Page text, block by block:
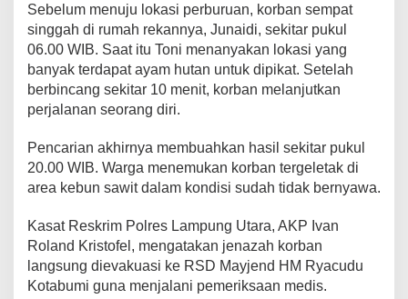
w
a
s
d
i
K
b
n
S
w
i
t
Sebelum menuju lokasi perburuan, korban sempat
singgah di rumah rekannya, Junaidi, sekitar pukul
06.00 WIB. Saat itu Toni menanyakan lokasi yang
banyak terdapat ayam hutan untuk dipikat. Setelah
berbincang sekitar 10 menit, korban melanjutkan
perjalanan seorang diri.
Pencarian akhirnya membuahkan hasil sekitar pukul
20.00 WIB. Warga menemukan korban tergeletak di
area kebun sawit dalam kondisi sudah tidak bernyawa.
Kasat Reskrim Polres Lampung Utara, AKP Ivan
Roland Kristofel, mengatakan jenazah korban
langsung dievakuasi ke RSD Mayjend HM Ryacudu
Kotabumi guna menjalani pemeriksaan medis.